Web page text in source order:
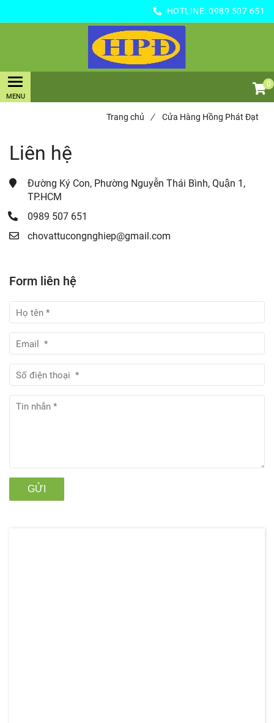
HOTLINE: 0989 507 651
0
Trang chủ / Cửa Hàng Hồng Phát Đạt
Liên hệ
Đường Ký Con, Phường Nguyễn Thái Bình, Quận 1,
TP.HCM
0989 507 651
chovattucongnghiep@gmail.com
Form liên hệ
GỬI